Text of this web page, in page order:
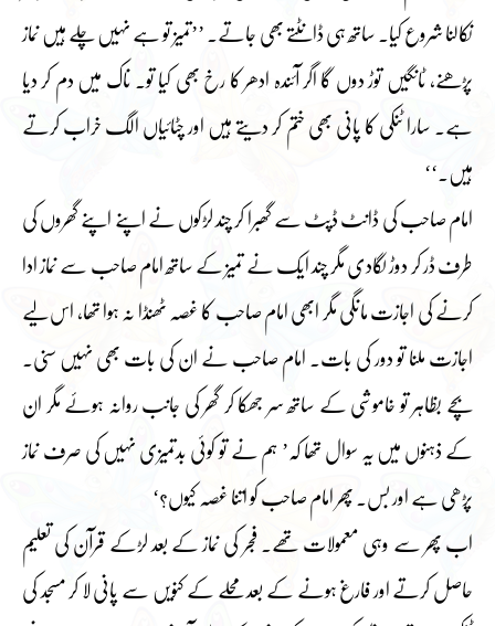
نکالنا شروع کیا۔ ساتھ ہی ڈانٹتے بھی جاتے۔ ’’تمیز تو ہے نہیں چلے ہیں نماز
پڑھنے، ٹانگیں توڑ دوں گا اگر آئندہ ادھر کا رخ بھی کیا تو۔ ناک میں دم کر دیا
ہے۔ سارا ٹنکی کا پانی بھی ختم کر دیتے ہیں اور چٹائیاں الگ خراب کرتے
ہیں۔‘‘
امام صاحب کی ڈانٹ ڈپٹ سے گھبرا کر چند لڑکوں نے اپنے اپنے گھروں کی
طرف ڈر کر دوڑ لگادی مگر چند ایک نے تمیز کے ساتھ امام صاحب سے نماز ادا
کرنے کی اجازت مانگی مگر ابھی امام صاحب کا غصہ ٹھنڈا نہ ہوا تھا، اس لیے
اجازت ملنا تو دور کی بات۔ امام صاحب نے ان کی بات بھی نہیں سنی۔
بچے بظاہر تو خاموشی کے ساتھ سر جھکا کر گھر کی جانب روانہ ہوئے مگر ان
کے ذہنوں میں یہ سوال تھا کہ’ ہم نے تو کوئی بدتمیزی نہیں کی صرف نماز
پڑھی ہے اور بس۔ پھر امام صاحب کو اتنا غصہ کیوں؟‘
اب پھر سے وہی معمولات تھے۔ فجر کی نماز کے بعد لڑکے قرآن کی تعلیم
حاصل کرتے اور فارغ ہونے کے بعد محلے کے کنویں سے پانی لا کر مسجد کی